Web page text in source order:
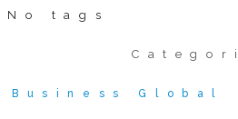
No tags
Business Global